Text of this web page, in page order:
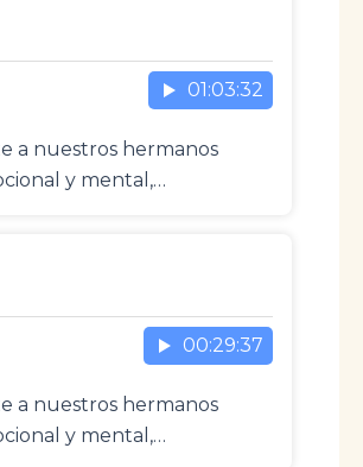
01:03:32
a nuestros hermanos
y mental,…
00:29:37
a nuestros hermanos
y mental,…